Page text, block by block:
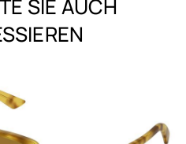
SIE AUCH